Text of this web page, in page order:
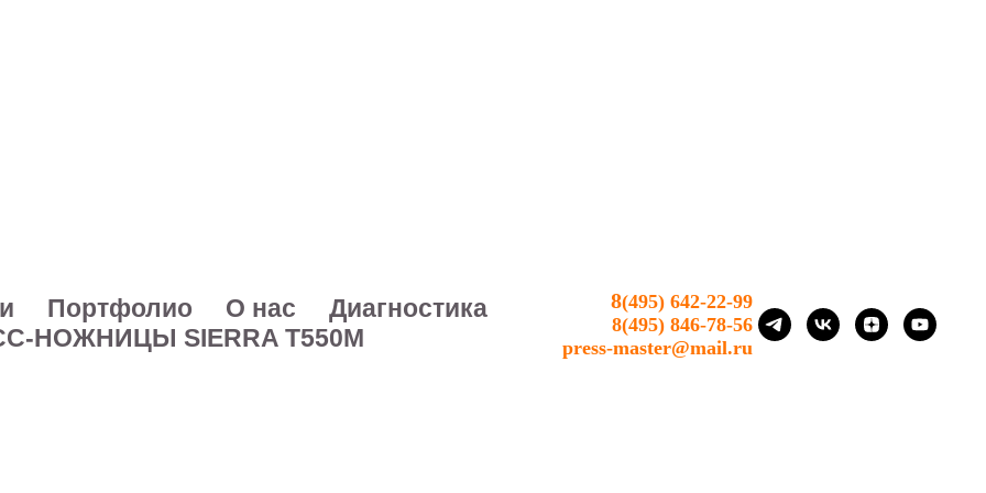
Портфолио О нас
Диагностика
НОЖНИЦЫ SIERRA T550M
8(495) 642-22-99
8(495) 846-78-56
press-master@mail.ru